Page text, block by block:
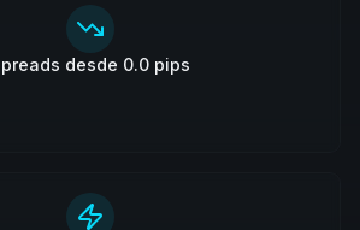
desde 0.0 pips